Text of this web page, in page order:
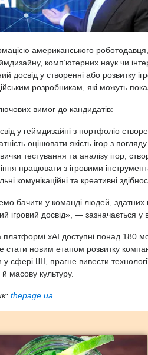
американського
комп’ютерних наук чи
досвід у створенні або розвитку
розробникам, які можуть
вимог до кандидатів:
у геймдизайні з портфоліо
оцінювати якість ігор з
тестування та аналізу ігор,
працювати з ігровими
комунікаційні та креативні
бачити у команді людей, здатних
ігровий досвід», — зазначається у
платформі xAI доступні понад 180
стати новим етапом розвитку
у сфері ШІ, прагне вивести
й масову культуру.
thepage.ua